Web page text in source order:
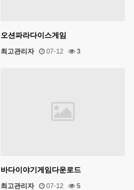
오션파라다이스게임
최고관리자 07-12 3
바다이야기게임다운로드
최고관리자 07-12 5